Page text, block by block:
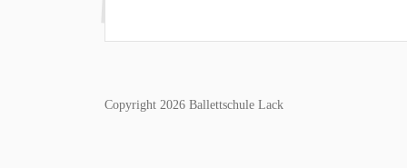
Copyright 2026 Ballettschule Lack